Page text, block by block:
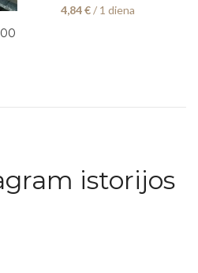
4,84€/ 1 diena
istorijos